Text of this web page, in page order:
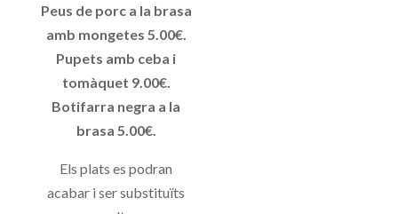
Peus de porc a la brasa
amb mongetes 5.00€.
Pupets amb ceba i
tomàquet 9.00€.
Botifarra negra a la
brasa 5.00€.
Els plats es podran
acabar i ser substituïts